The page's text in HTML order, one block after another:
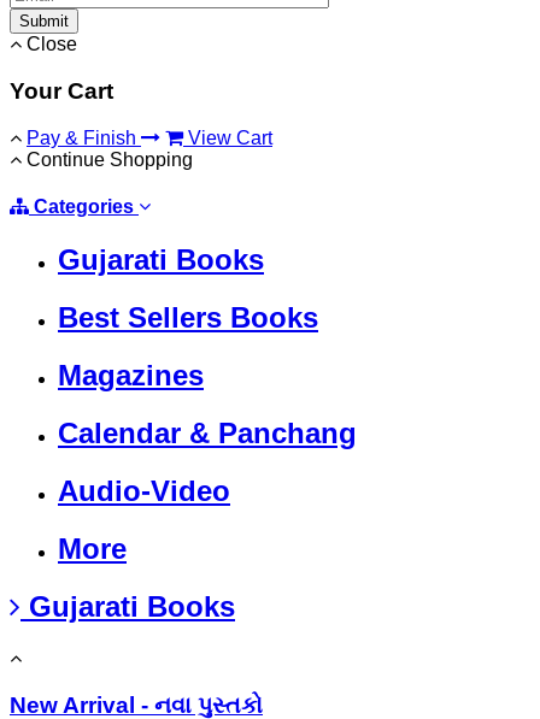
Submit
Close
Your Cart
Pay & Finish
View Cart
Continue Shopping
Categories
Gujarati Books
Best Sellers Books
Magazines
Calendar & Panchang
Audio-Video
More
Gujarati Books
New Arrival - નવા પુસ્તકો